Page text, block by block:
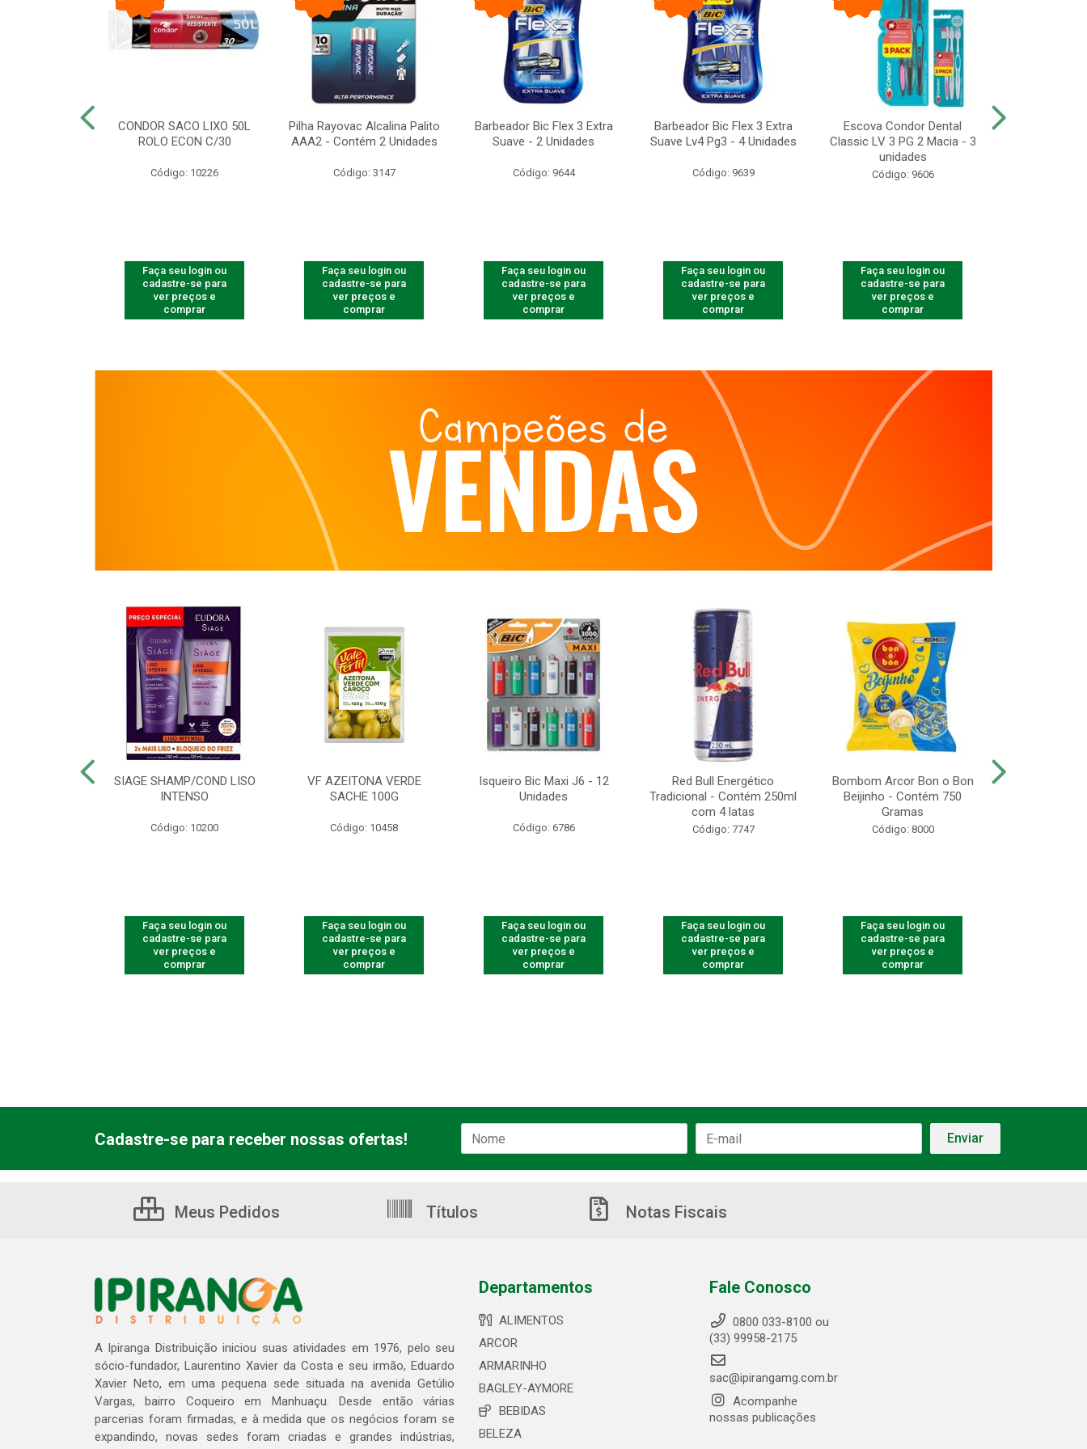
CONDOR SACO LIXO 50L
ROLO ECON C/30
Código: 10226
Faça seu login ou
cadastre-se para
ver preços e
comprar
Pilha Rayovac Alcalina Palito
AAA2 - Contém 2 Unidades
Código: 3147
Faça seu login ou
cadastre-se para
ver preços e
comprar
Barbeador Bic Flex 3 Extra
Suave - 2 Unidades
Código: 9644
Faça seu login ou
cadastre-se para
ver preços e
comprar
Barbeador Bic Flex 3 Extra
Suave Lv4 Pg3 - 4 Unidades
Código: 9639
Faça seu login ou
cadastre-se para
ver preços e
comprar
Escova Condor Dental
Classic LV 3 PG 2 Macia - 3
unidades
Código: 9606
Faça seu login ou
cadastre-se para
ver preços e
comprar
SIAGE SHAMP/COND LISO
INTENSO
Código: 10200
Faça seu login ou
cadastre-se para
ver preços e
comprar
VF AZEITONA VERDE
SACHE 100G
Código: 10458
Faça seu login ou
cadastre-se para
ver preços e
comprar
Isqueiro Bic Maxi J6 - 12
Unidades
Código: 6786
Faça seu login ou
cadastre-se para
ver preços e
comprar
Red Bull Energético
Tradicional - Contém 250ml
com 4 latas
Código: 7747
Faça seu login ou
cadastre-se para
ver preços e
comprar
Bombom Arcor Bon o Bon
Beijinho - Contém 750
Gramas
Código: 8000
Faça seu login ou
cadastre-se para
ver preços e
comprar
Cadastre-se para receber nossas ofertas!
Meus Pedidos Títulos Notas Fiscais
A Ipiranga Distribuição iniciou suas atividades em 1976, pelo seu
sócio-fundador, Laurentino Xavier da Costa e seu irmão, Eduardo
Xavier Neto, em uma pequena sede situada na avenida Getúlio
Vargas, bairro Coqueiro em Manhuaçu. Desde então várias
parcerias foram firmadas, e à medida que os negócios foram se
expandindo, novas sedes foram criadas e grandes indústrias,
Departamentos
ALIMENTOS
ARCOR
ARMARINHO
BAGLEY-AYMORE
BEBIDAS
BELEZA
Fale Conosco
0800 033-8100 ou
(33) 99958-2175
sac@ipirangamg.com.br
Acompanhe
nossas publicações